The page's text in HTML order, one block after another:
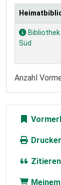
Exemplare
Bibliothek
Süd
Anzahl
Zitieren